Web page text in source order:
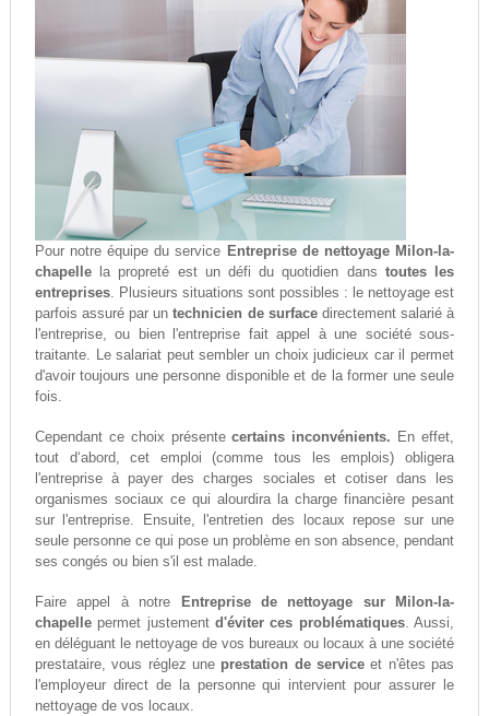
Pour notre équipe du service Entreprise de nettoyage Milon-la-
chapellela propreté est un défi du quotidien dans toutes les
entreprises. Plusieurs situations sont possibles : le nettoyage est
parfois assuré par untechnicien de surfacedirectement salarié à
l'entreprise, ou bien l'entreprise fait appel à une société sous-
traitante. Le salariat peut sembler un choix judicieux car il permet
d'avoir toujours une personne disponible et de la former une seule
fois.
Cependant ce choix présentecertains inconvénients. En effet,
tout d‘abord, cet emploi (comme tous les emplois) obligera
l'entreprise à payer des charges sociales et cotiser dans les
organismes sociaux ce qui alourdira la charge financière pesant
sur l'entreprise. Ensuite, l'entretien des locaux repose sur une
seule personne ce qui pose un problème en son absence, pendant
ses congés ou bien s'il est malade.
Faire appel à notre
Entreprise de nettoyage sur Milon-la-
chapellepermet justement d'éviter ces problématiques. Aussi,
en déléguant le nettoyage de vos bureaux ou locaux à une société
prestataire, vous réglez une prestation de service et n'êtes pas
l'employeur direct de la personne qui intervient pour assurer le
nettoyage de vos locaux.